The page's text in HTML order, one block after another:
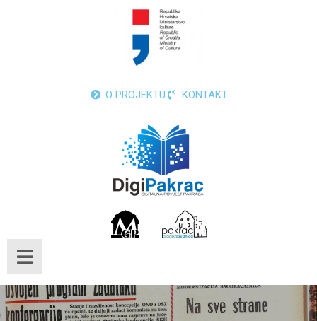
O PROJEKTU KONTAKT